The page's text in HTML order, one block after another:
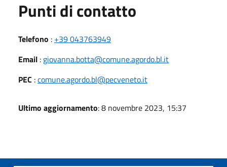
Punti di contatto
Telefono : +39 043763949
Email : giovanna.botta@comune.agordo.bl.it
PEC :comune.agordo.bl@pecveneto.it
Ultimo aggiornamento: 8 novembre 2023, 15:37